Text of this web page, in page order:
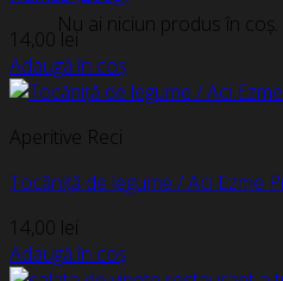
Nu ai niciun produs în coș.
14,00lei
Adaugă în coș
Aperitive Reci
Tocăniță de legume / Aci Ezme
14,00 lei
Adaugă în coș